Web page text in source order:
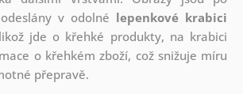
v odolné lepenkové krabici
jde o křehké produkty, na krabici
o křehkém zboží, což snižuje míru
přepravě.